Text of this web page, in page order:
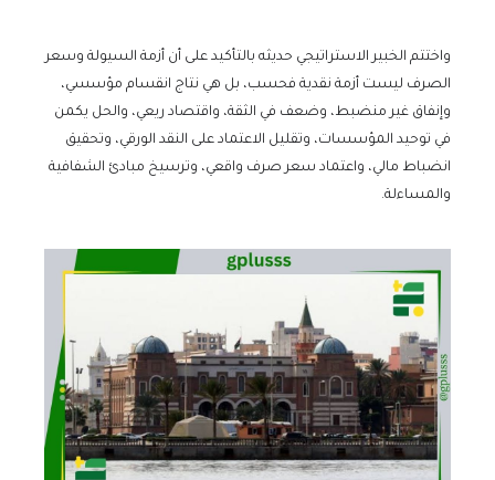
واختتم الخبير الاستراتيجي حديثه بالتأكيد على أن أزمة السيولة وسعر
الصرف ليست أزمة نقدية فحسب، بل هي نتاج انقسام مؤسسي،
وإنفاق غير منضبط، وضعف في الثقة، واقتصاد ريعي، والحل يكمن
في توحيد المؤسسات، وتقليل الاعتماد على النقد الورقي، وتحقيق
انضباط مالي، واعتماد سعر صرف واقعي، وترسيخ مبادئ الشفافية
والمساءلة.